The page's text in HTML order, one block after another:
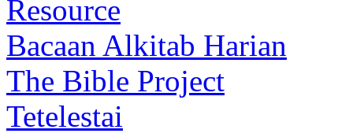
Resource
Bacaan Alkitab Harian
The Bible Project
Tetelestai